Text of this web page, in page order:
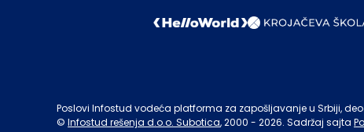
Poslovi Infostud vodeća platforma za zapošljavanje u Srbiji,
© Infostud rešenja d.o.o. Subotica, 2000 - 2026. Sadržaj sajta